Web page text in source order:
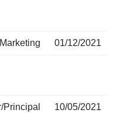
01/12/2021
Principal 10/05/2021